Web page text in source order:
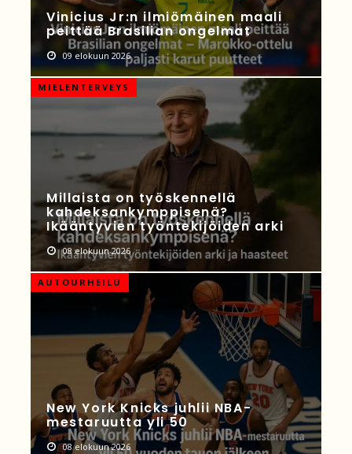
Vinicius Jr:n ilmiömäinen maali
peittää Brasilian ongelmat
09 elokuun 2026
MIELENTERVEYS
Millaista on työskennellä
kahdeksankymppisenä?
Ikääntyvien työntekijöiden arki
08 elokuun 2026
AUTOURHEILU
New York Knicks juhlii NBA-
mestaruutta yli 50
08 elokuun 2026